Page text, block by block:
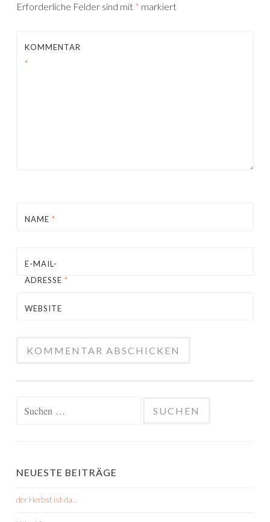
Erforderliche Felder sind mit * markiert
KOMMENTAR
*
NAME *
E-MAIL-
ADRESSE *
WEBSITE
NEUESTE BEITRÄGE
der Herbst ist da…